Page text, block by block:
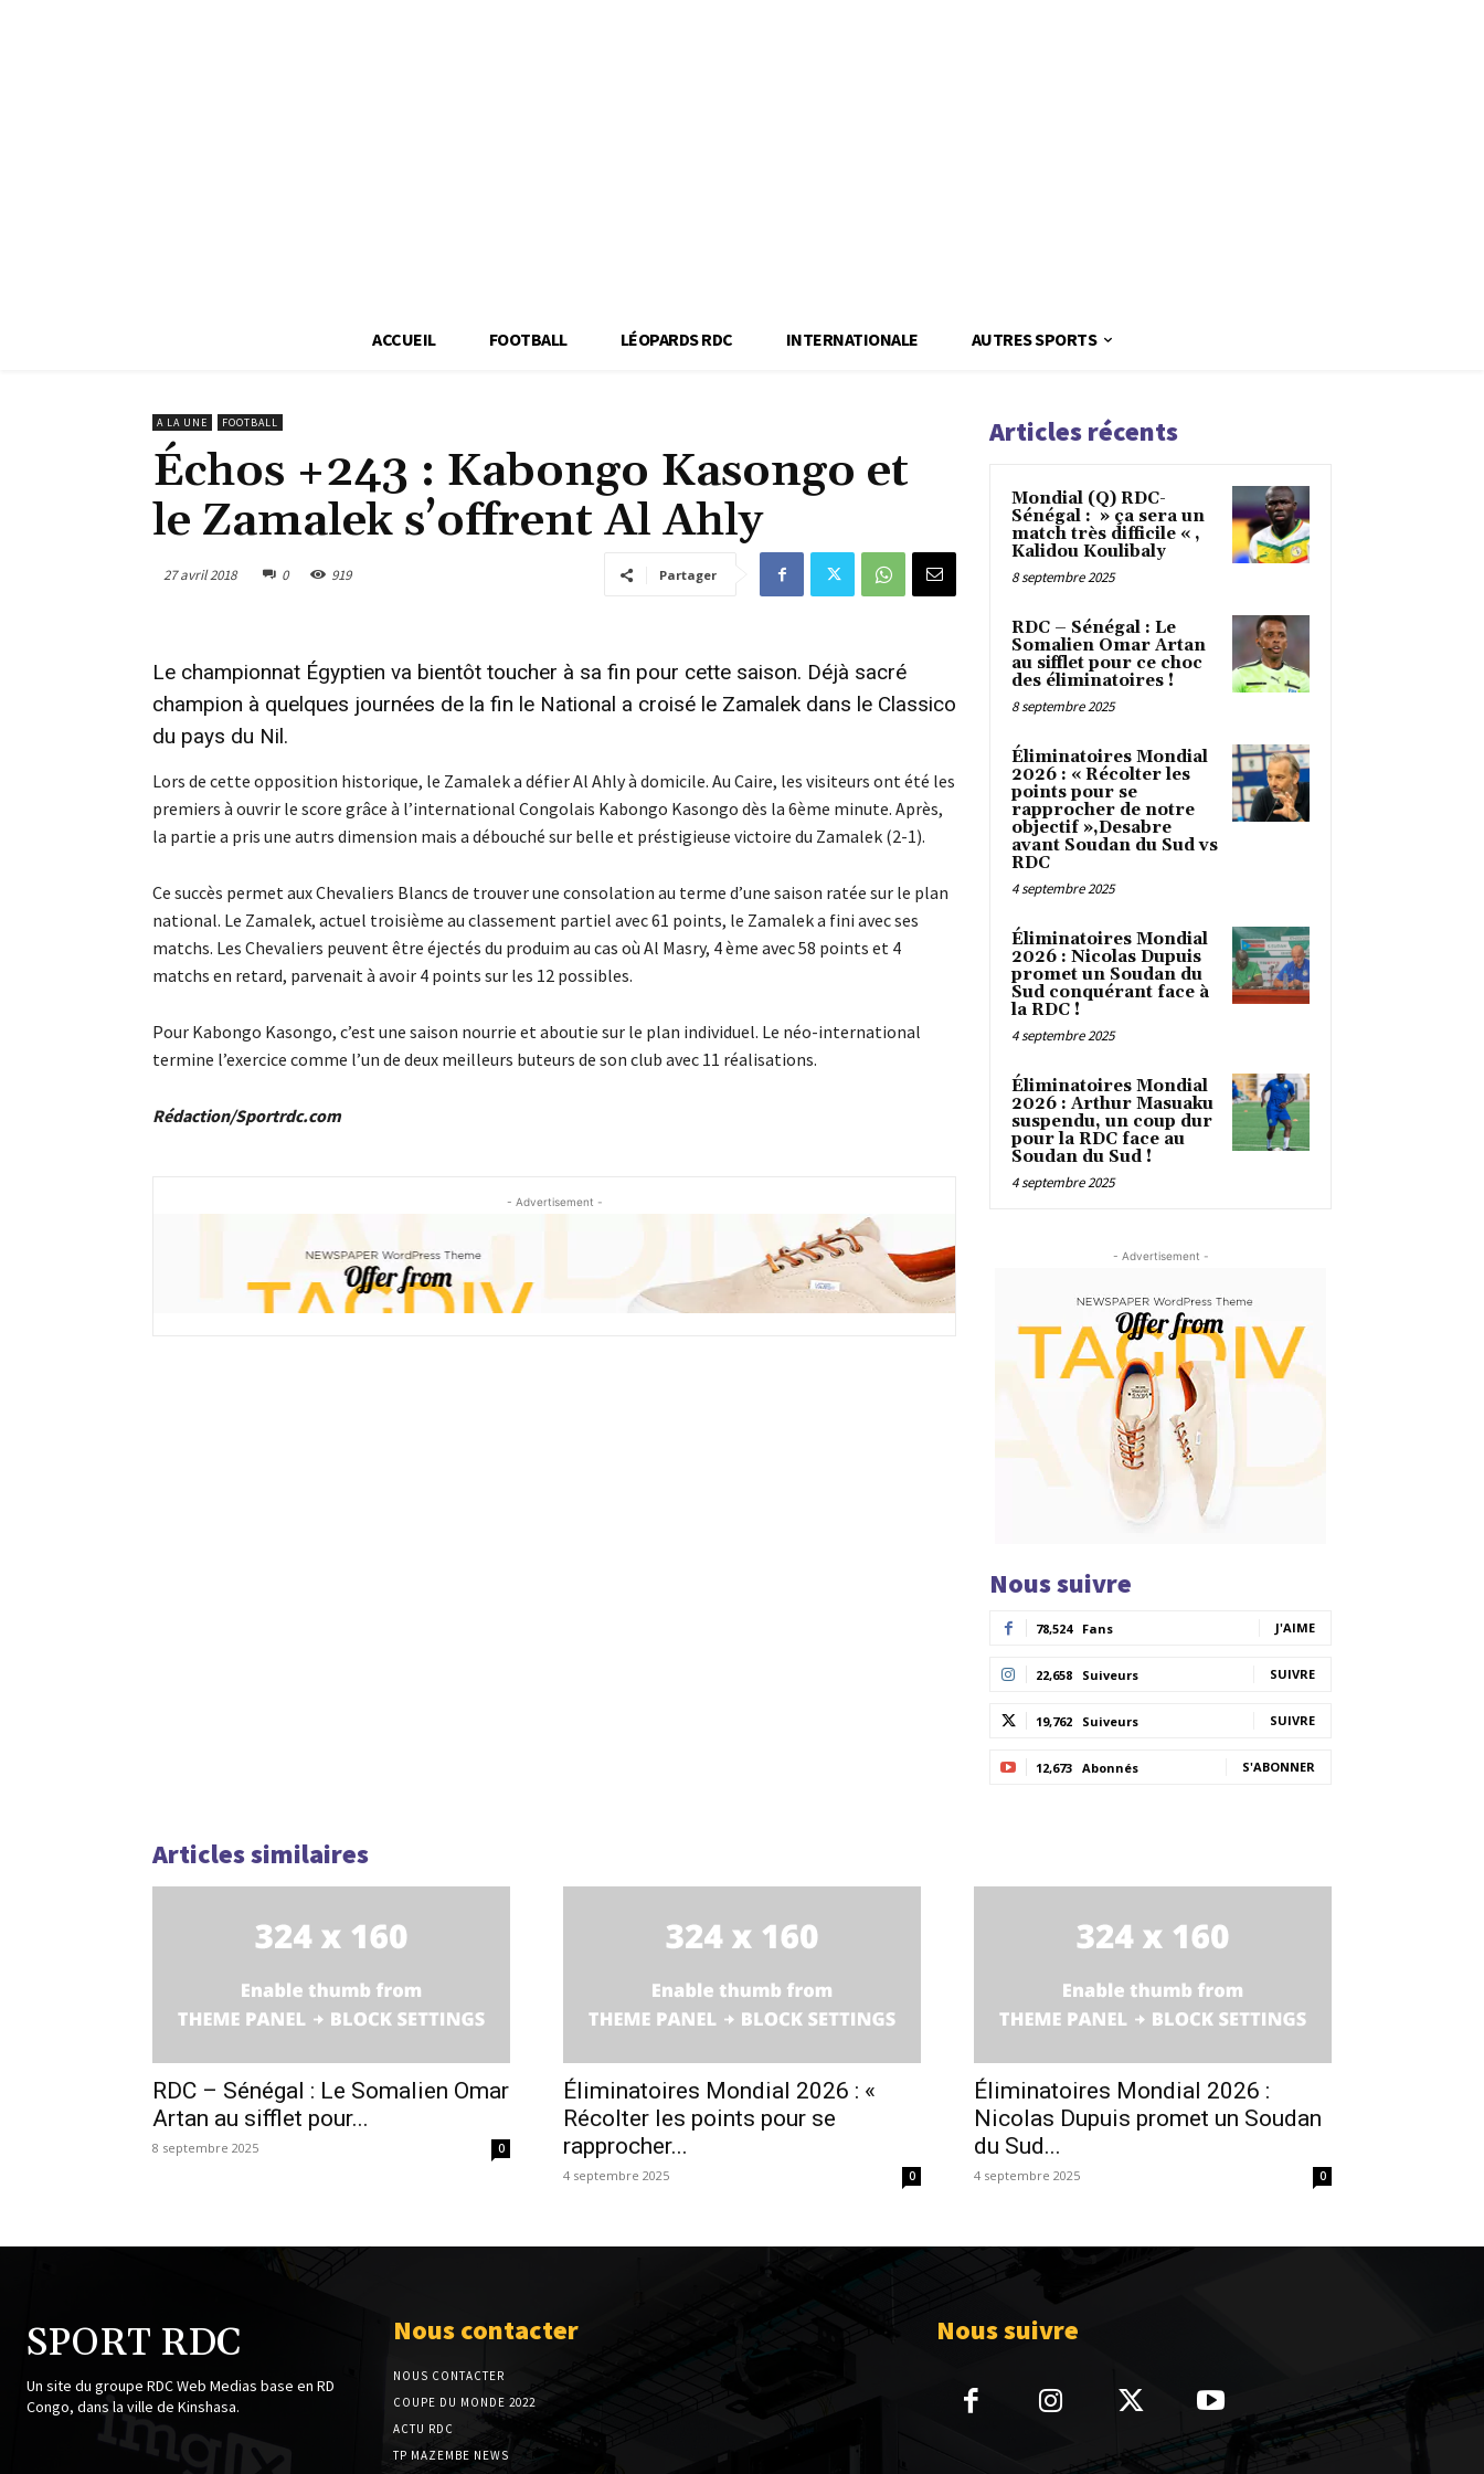
ACCUEIL FOOTBALL LÉOPARDS RDC INTERNATIONALE AUTRES SPORTS
A LA UNE FOOTBALL
Échos +243 : Kabongo Kasongo et
le Zamalek s’offrent Al Ahly
27 avril 2018 0 919 Partager
Le championnat Égyptien va bientôt toucher à sa fin pour cette saison. Déjà sacré
champion à quelques journées de la fin le National a croisé le Zamalek dans le Classico
du pays du Nil.
Lors de cette opposition historique, le Zamalek a défier Al Ahly à domicile. Au Caire, les visiteurs ont été les
premiers à ouvrir le score grâce à l’international Congolais Kabongo Kasongo dès la 6ème minute. Après,
la partie a pris une autrs dimension mais a débouché sur belle et préstigieuse victoire du Zamalek (2-1).
Ce succès permet aux Chevaliers Blancs de trouver une consolation au terme d’une saison ratée sur le plan
national. Le Zamalek, actuel troisième au classement partiel avec 61 points, le Zamalek a fini avec ses
matchs. Les Chevaliers peuvent être éjectés du produim au cas où Al Masry, 4 ème avec 58 points et 4
matchs en retard, parvenait à avoir 4 points sur les 12 possibles.
Pour Kabongo Kasongo, c’est une saison nourrie et aboutie sur le plan individuel. Le néo-international
termine l’exercice comme l’un de deux meilleurs buteurs de son club avec 11 réalisations.
Rédaction/Sportrdc.com
- Advertisement -
Articles récents
Mondial (Q) RDC-
Sénégal : » ça sera un
match très difficile « ,
Kalidou Koulibaly
8 septembre 2025
RDC – Sénégal : Le
Somalien Omar Artan
au sifflet pour ce choc
des éliminatoires !
8 septembre 2025
Éliminatoires Mondial
2026 : « Récolter les
points pour se
rapprocher de notre
objectif »,Desabre
avant Soudan du Sud vs
RDC
4 septembre 2025
Éliminatoires Mondial
2026 : Nicolas Dupuis
promet un Soudan du
Sud conquérant face à
la RDC !
4 septembre 2025
Éliminatoires Mondial
2026 : Arthur Masuaku
suspendu, un coup dur
pour la RDC face au
Soudan du Sud !
4 septembre 2025
- Advertisement -
Nous suivre
78,524 Fans J'AIME
22,658 Suiveurs SUIVRE
19,762 Suiveurs SUIVRE
12,673 Abonnés S'ABONNER
Articles similaires
RDC – Sénégal : Le Somalien Omar
Artan au sifflet pour...
8 septembre 2025 0
Éliminatoires Mondial 2026 : «
Récolter les points pour se
rapprocher...
4 septembre 2025 0
Éliminatoires Mondial 2026 :
Nicolas Dupuis promet un Soudan
du Sud...
4 septembre 2025 0
SPORT RDC
Un site du groupe RDC Web Medias base en RD
Congo, dans la ville de Kinshasa.
Nous contacter
NOUS CONTACTER
COUPE DU MONDE 2022
ACTU RDC
TP MAZEMBE NEWS
Nous suivre